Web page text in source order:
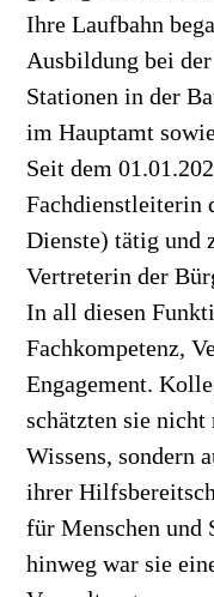
Ihre Laufbahn
Ausbildung bei
Stationen in der
im Hauptamt
Seit dem
Fachdienstleiterin
Dienste) tätig und
Vertreterin der
In all diesen
Fachkompetenz,
Engagement.
schätzten sie nicht
Wissens, sondern
ihrer
für Menschen und
hinweg war sie